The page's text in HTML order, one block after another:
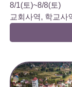
8/1(토)~8/8(토)
교회사역, 학교사